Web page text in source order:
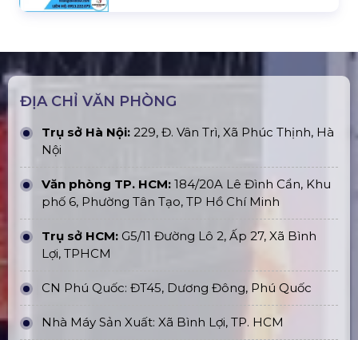
ĐỊA CHỈ VĂN PHÒNG
Trụ sở Hà Nội: 229, Đ. Vân Trì, Xã Phúc Thịnh, Hà
Nội
Văn phòng TP. HCM: 184/20A Lê Đình Cẩn, Khu
phố 6, Phường Tân Tạo, TP Hồ Chí Minh
Trụ sở HCM: G5/11 Đường Lô 2, Ấp 27, Xã Bình
Lợi, TPHCM
CN Phú Quốc: ĐT45, Dương Đông, Phú Quốc
Nhà Máy Sản Xuất: Xã Bình Lợi, TP. HCM